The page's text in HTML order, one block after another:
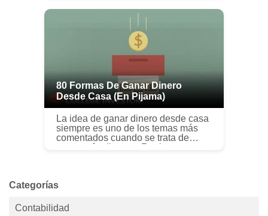
en proyectos de mejora del hogar no
80 Formas De Ganar Dinero
Desde Casa (en Pijama)
La idea de ganar dinero desde casa
siempre es uno de los temas más
comentados cuando se trata de
ganar más dinero. ¿Realmente se
Categorías
Contabilidad